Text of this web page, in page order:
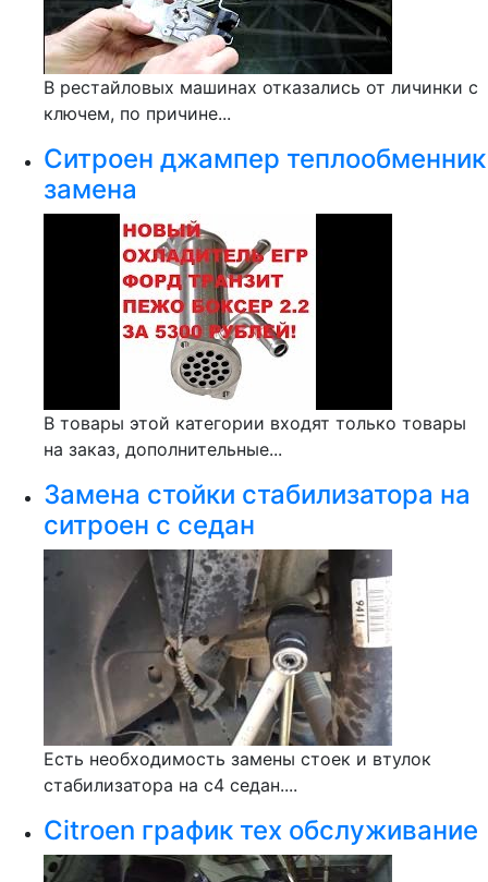
В рестайловых машинах отказались от личинки с
ключем, по причине...
Ситроен джампер теплообменник
замена
В товары этой категории входят только товары
на заказ, дополнительные...
Замена стойки стабилизатора на
ситроен с седан
Есть необходимость замены стоек и втулок
стабилизатора на c4 седан....
Citroen график тех обслуживание